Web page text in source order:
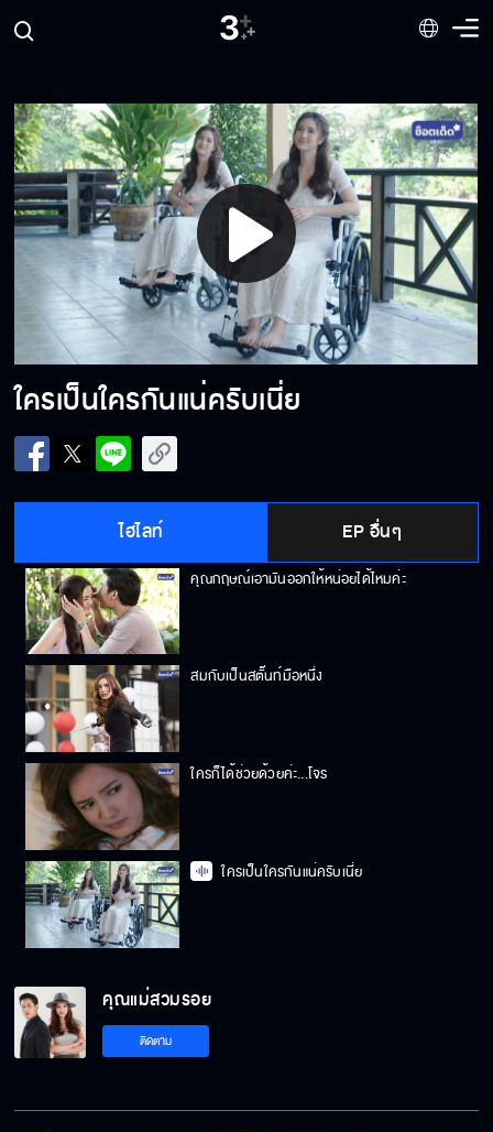
Play
Video
ใครเป็นใครกันแน่ครับเนี่ย
ไฮไลท์ EP อื่นๆ
คุณแม่หอมแก้มอธิ
อย่าหลับนะ เดียวจะโดนลักหลับ
ทำบ้าอะไรของคุณเนี่ย...เป็นพวกชอบโชว์หรอ
คุณกฤษณ์เอามันออกให้หน่อยได้ไหมค่ะ
สมกับเป็นสตั๊นท์มือหนึ่ง
ใครก็ได้ช่วยด้วยค่ะ...โจร
ใครเป็นใครกันแน่ครับเนี่ย
คุณแม่สวมรอย
ติดตาม